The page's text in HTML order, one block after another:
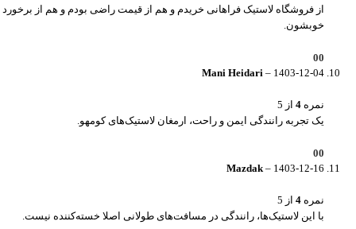
از فروشگاه لاستیک فراهانی خریدم و هم از قیمت راضی بودم و هم از برخورد
خوبشون.
0
0
Mani Heidari – 1403-12-04
نمره 4 از 5
یک تجربه رانندگی ایمن و راحت، ارمغان لاستیک‌های کومهو.
0
0
Mazdak – 1403-12-16
نمره 4 از 5
با این لاستیک‌ها، رانندگی در مسافت‌های طولانی اصلا خسته‌کننده نیست.